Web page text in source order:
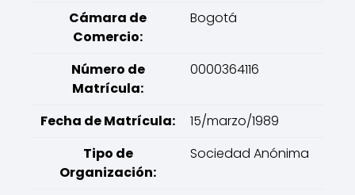
Cámara de
Comercio:
Bogotá
Número de
Matrícula:
0000364116
Fecha de Matrícula:
15/marzo/1989
Tipo de
Organización:
Sociedad Anónima